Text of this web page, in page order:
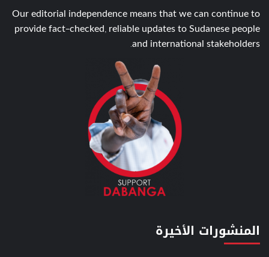
Our editorial independence means that we can continue to
provide fact-checked, reliable updates to Sudanese people
and international stakeholders.
المنشورات الأخيرة